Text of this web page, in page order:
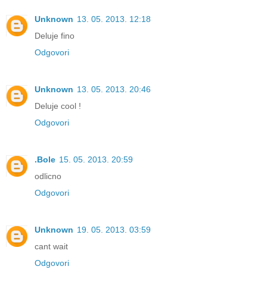
Unknown 13. 05. 2013. 12:18
Deluje fino
Odgovori
Unknown 13. 05. 2013. 20:46
Deluje cool !
Odgovori
.Bole 15. 05. 2013. 20:59
odlicno
Odgovori
Unknown 19. 05. 2013. 03:59
cant wait
Odgovori